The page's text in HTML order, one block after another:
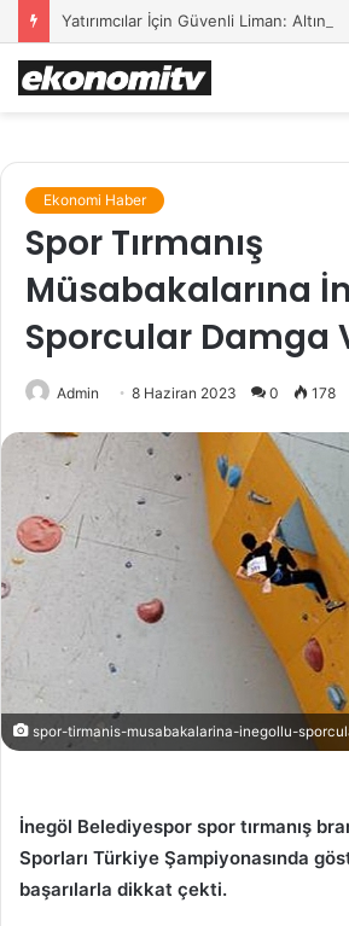
Yatırımcılar İçin Güvenli Liman: Altın
Ekonomi Haber
Spor Tırmanış
Müsabakalarına
Sporcular Damga
Admin 8 Haziran 2023 0 178
spor-tirmanis-musabakalarina-inegollu-
İnegöl Belediyespor spor tırmanış
Sporları Türkiye Şampiyonasında
başarılarla dikkat çekti.